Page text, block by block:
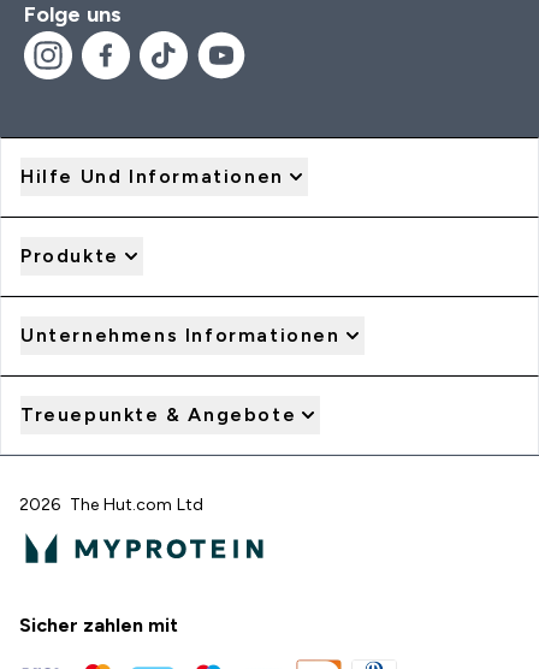
Folge uns
Hilfe Und Informationen
Produkte
Unternehmens Informationen
Treuepunkte & Angebote
2026 The Hut.com Ltd
Sicher zahlen mit